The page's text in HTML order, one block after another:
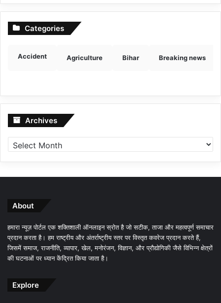
Categories
Accident Agriculture Bihar Breaking news
Archives Archives
About
हमारा न्यूज़ पोर्टल एक शक्तिशाली ऑनलाइन स्रोत है जो सटीक, ताजा और महत्वपूर्ण समाचार
प्रदान करता है। हम राष्ट्रीय और अंतर्राष्ट्रीय स्तर पर विस्तृत कवरेज प्रदान करते हैं,
जिसमें समाज, राजनीति, व्यापार, खेल, मनोरंजन, विज्ञान, और प्रौद्योगिकी जैसे विभिन्न क्षेत्रों
की घटनाओं पर ध्यान केंद्रित किया जाता है।
Explore